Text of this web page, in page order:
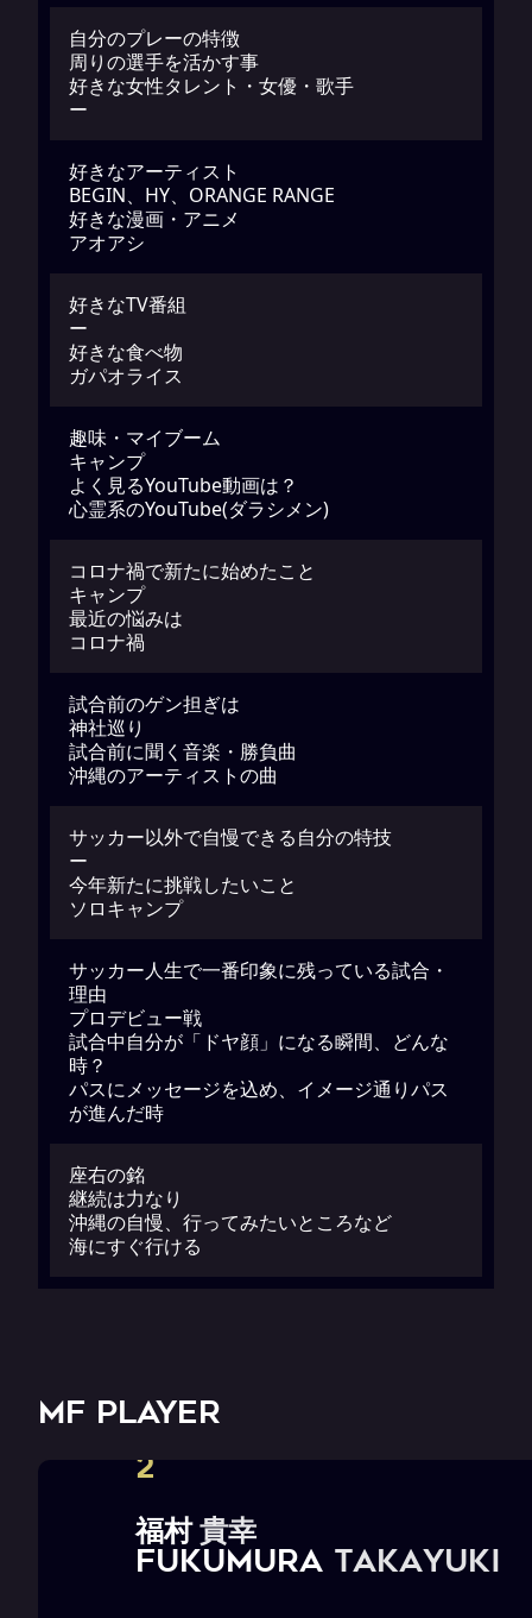
自分のプレーの特徴
周りの選手を活かす事
好きな女性タレント・女優・歌手
ー
好きなアーティスト
BEGIN、HY、ORANGE RANGE
好きな漫画・アニメ
アオアシ
好きなTV番組
ー
好きな食べ物
ガパオライス
趣味・マイブーム
キャンプ
よく見るYouTube動画は？
心霊系のYouTube(ダラシメン)
コロナ禍で新たに始めたこと
キャンプ
最近の悩みは
コロナ禍
試合前のゲン担ぎは
神社巡り
試合前に聞く音楽・勝負曲
沖縄のアーティストの曲
サッカー以外で自慢できる自分の特技
ー
今年新たに挑戦したいこと
ソロキャンプ
サッカー人生で一番印象に残っている試合・
理由
プロデビュー戦
試合中自分が「ドヤ顔」になる瞬間、どんな
時？
パスにメッセージを込め、イメージ通りパス
が進んだ時
座右の銘
継続は力なり
沖縄の自慢、行ってみたいところなど
海にすぐ行ける
MF PLAYER
2
福村貴幸
FUKUMURA Takayuki